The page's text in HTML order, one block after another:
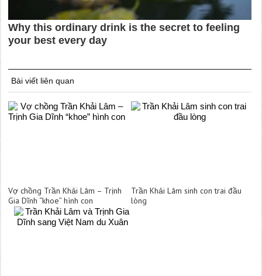
Bài viết liên quan
Vợ chồng Trần Khải Lâm – Trịnh
Gia Dĩnh “khoe” hình con
Trần Khải Lâm sinh con trai đầu
lòng